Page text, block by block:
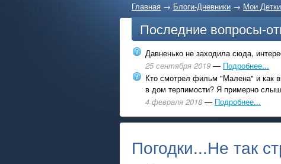
Главная → Блоги-Дневники → Мои Детки
Последние вопросы-
Давненько не заходила сюда,
25 сентября 2019 — Подробнее...
Кто смотрел фильм "Малена" и как
в дом терпимости? Я примерно
4 февраля 2018 — Подробнее...
Погодки...Не так